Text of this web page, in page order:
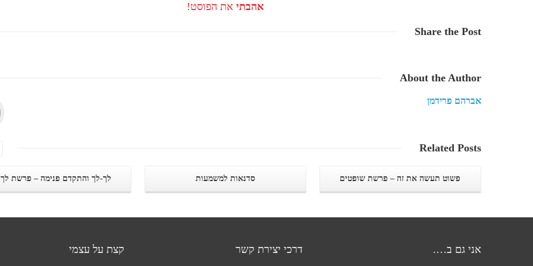
אהבתי את הפוסט!
Share the Post
About the Author
אברהם פרידמן
Related Posts
לך-לך והתקדם פנימה – פרשת סדנאות למשמעות פשוט תעשה את זה – פרשת שופטים
קצת על עצמי דרכי יצירת קשר אני גם ב….